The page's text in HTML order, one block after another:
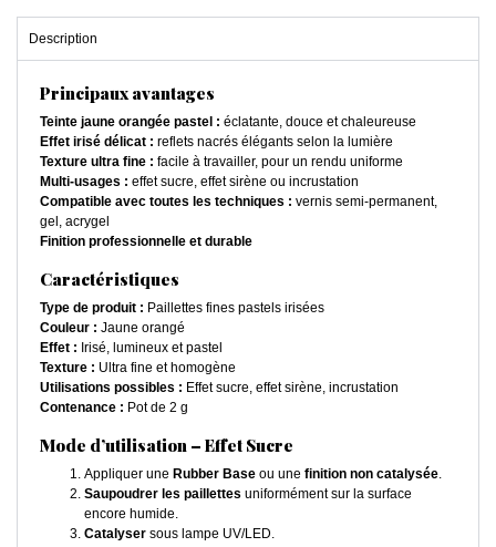
Description
Principaux avantages
Teinte jaune orangée pastel : éclatante, douce et chaleureuse
Effet irisé délicat : reflets nacrés élégants selon la lumière
Texture ultra fine : facile à travailler, pour un rendu uniforme
Multi-usages : effet sucre, effet sirène ou incrustation
Compatible avec toutes les techniques : vernis semi-permanent,
gel, acrygel
Finition professionnelle et durable
Caractéristiques
Type de produit : Paillettes fines pastels irisées
Couleur : Jaune orangé
Effet : Irisé, lumineux et pastel
Texture : Ultra fine et homogène
Utilisations possibles : Effet sucre, effet sirène, incrustation
Contenance : Pot de 2 g
Mode d’utilisation – Effet Sucre
Appliquer une Rubber Base ou une finition non catalysée.
Saupoudrer les paillettes uniformément sur la surface
encore humide.
Catalyser sous lampe UV/LED.